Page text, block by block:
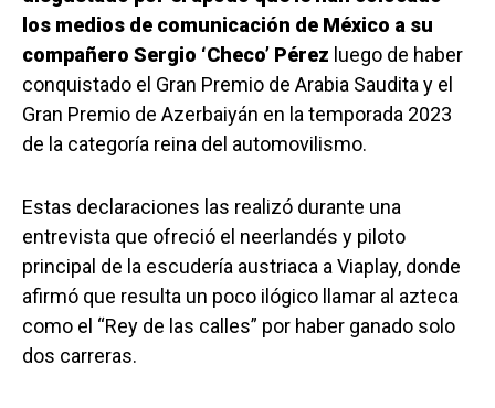
los medios de comunicación de México a su
compañero Sergio ‘Checo’ Pérez luego de haber
conquistado el Gran Premio de Arabia Saudita y el
Gran Premio de Azerbaiyán en la temporada 2023
de la categoría reina del automovilismo.
Estas declaraciones las realizó durante una
entrevista que ofreció el neerlandés y piloto
principal de la escudería austriaca a Viaplay, donde
afirmó que resulta un poco ilógico llamar al azteca
como el “Rey de las calles” por haber ganado solo
dos carreras.